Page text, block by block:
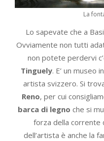
La
Lo sapevate che a
Ovviamente non tutti
non potete perdervi
Tinguely. E’ un museo
artista svizzero. Si
Reno, per cui
barca di legno che si
forza della corrente
dell’artista è anche la